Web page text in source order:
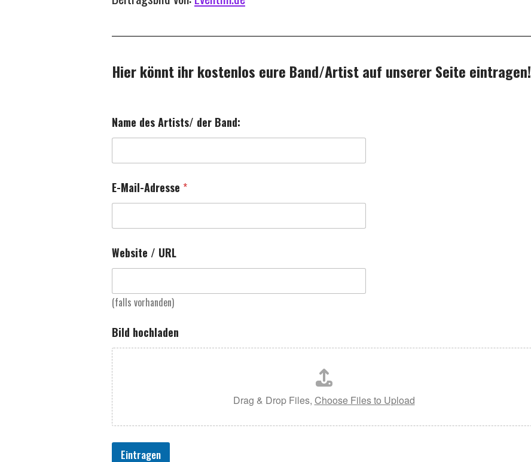
Hier könnt ihr kostenlos eure Band/Artist auf unserer Seite eintragen!
Name des Artists/ der Band:
E-Mail-Adresse *
i
l
d
e
Website / URL
(falls vorhanden)
Bild hochladen
Drag & Drop Files, Choose Files to Upload
Eintragen